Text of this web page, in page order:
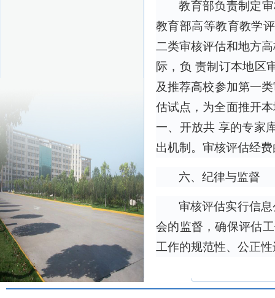
教育部负责制定
教育部高等教育教学
二类审核评估和地方
际，负 责制订本地区
及推荐高校参加第一
估试点，为全面推开
一、开放共 享的专家
出机制。审核评估经
六、纪律与监督
审核评估实行信
会的监督，确保评估
工作的规范性、公正